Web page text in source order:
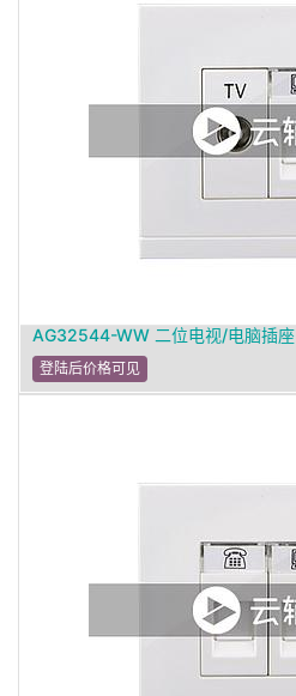
AG32544-WW 二位电视/电脑插座
登陆后价格可见